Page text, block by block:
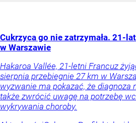
Cukrzyca go nie zatrzymała. 21-
w Warszawie
Hakaroa Vallée, 21-letni Francuz
sierpnia przebiegnie 27 km w
wyzwanie ma pokazać, że diagnoza
także zwrócić uwagę na potrzebę
wykrywania choroby.